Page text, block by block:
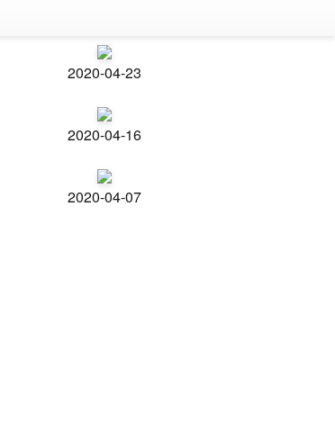
2020-04-23
2020-04-16
2020-04-07